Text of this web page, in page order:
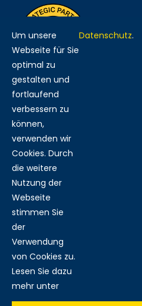
MITGLIED BEI:
RECHTLICHES:
IMPRESSUM
Um unsere
Webseite für Sie
optimal zu
gestalten und
fortlaufend
verbessern zu
können,
verwenden wir
Cookies. Durch
die weitere
Nutzung der
Webseite
stimmen Sie
der
Verwendung
von Cookies zu.
Lesen Sie dazu
mehr unter
Datenschutz.